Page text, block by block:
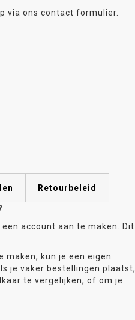
via ons contact formulier.
Retourbeleid
account aan te maken. Dit
maken, kun je een eigen
je vaker bestellingen plaatst,
te vergelijken, of om je